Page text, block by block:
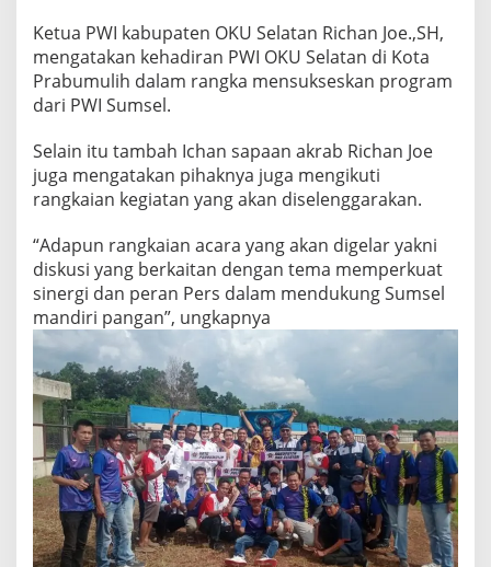
a
P
r
a
b
u
u
l
i
h
Ketua PWI kabupaten OKU Selatan Richan Joe.,SH,
mengatakan kehadiran PWI OKU Selatan di Kota
Prabumulih dalam rangka mensukseskan program
dari PWI Sumsel.
Selain itu tambah Ichan sapaan akrab Richan Joe
juga mengatakan pihaknya juga mengikuti
rangkaian kegiatan yang akan diselenggarakan.
“Adapun rangkaian acara yang akan digelar yakni
diskusi yang berkaitan dengan tema memperkuat
sinergi dan peran Pers dalam mendukung Sumsel
mandiri pangan”, ungkapnya